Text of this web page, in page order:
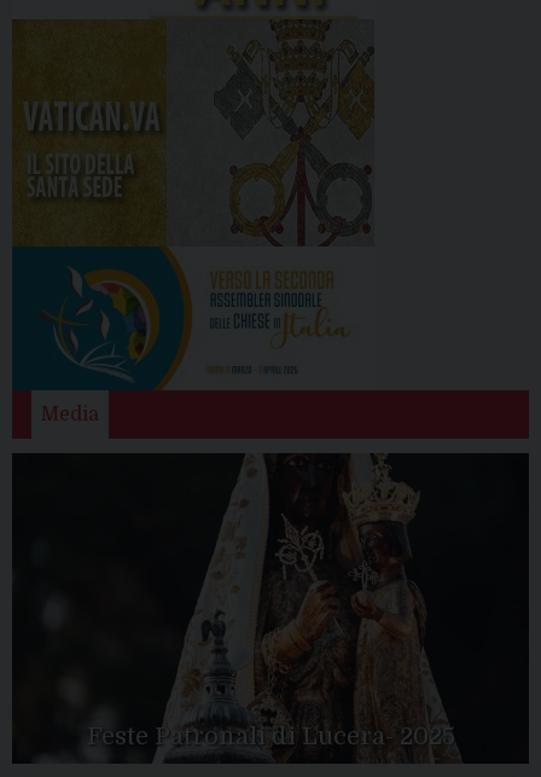
Media
Feste Patronali di Lucera- 2025